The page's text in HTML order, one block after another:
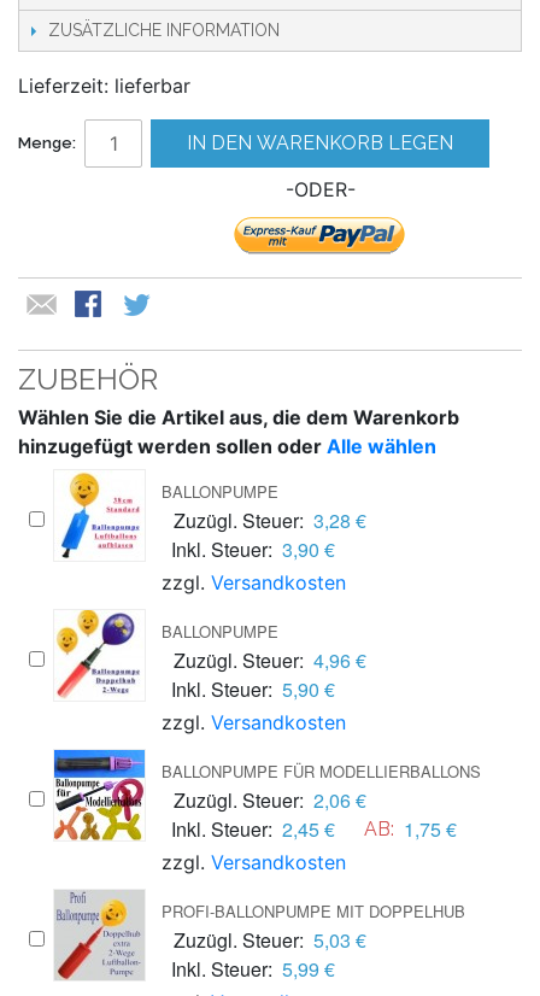
ZUSÄTZLICHE INFORMATION
Lieferzeit: lieferbar
Menge: IN DEN WARENKORB LEGEN
-ODER-
ZUBEHÖR
Wählen Sie die Artikel aus, die dem Warenkorb
hinzugefügt werden sollen oder Alle wählen
BALLONPUMPE
Zuzügl. Steuer: 3,28 €
Inkl. Steuer: 3,90 €
zzgl. Versandkosten
BALLONPUMPE
Zuzügl. Steuer: 4,96 €
Inkl. Steuer: 5,90 €
zzgl. Versandkosten
BALLONPUMPE FÜR MODELLIERBALLONS
Zuzügl. Steuer: 2,06 €
Inkl. Steuer: 2,45 € AB: 1,75 €
zzgl. Versandkosten
PROFI-BALLONPUMPE MIT DOPPELHUB
Zuzügl. Steuer: 5,03 €
Inkl. Steuer: 5,99 €